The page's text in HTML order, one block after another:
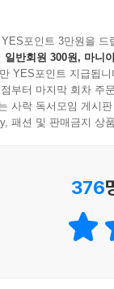
현장에서 직접 현
신 ‘공부’에 집
드러지게 나타나는
움이 되나요?”
만, 실제로는 재
식도서를 읽어낼
들의 머릿속에
포인트 3만원을 드
일반회원 300원, 마니
YES포인트 지급됩니
부터 마지막 회차 주
사락 독서모임 게시
패션 및 판매금지 상
376